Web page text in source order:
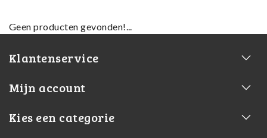
Geen producten gevonden!...
Klantenservice
Mijn account
Kies een categorie